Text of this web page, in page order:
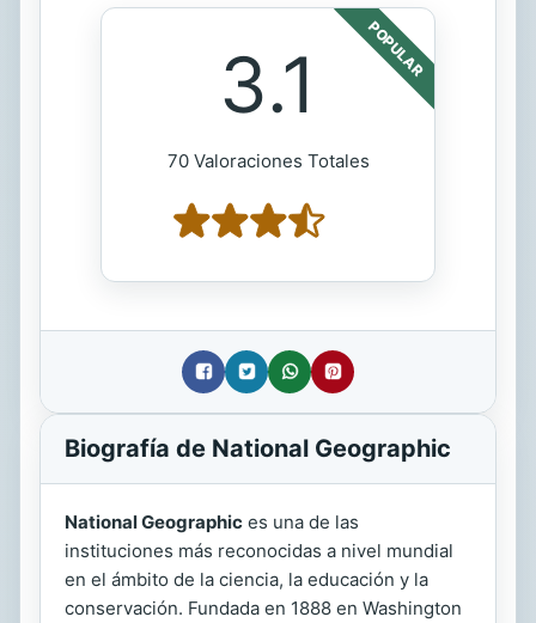
POPULAR
3.1
70 Valoraciones Totales
Biografía de National Geographic
National Geographic es una de las
instituciones más reconocidas a nivel mundial
en el ámbito de la ciencia, la educación y la
conservación. Fundada en 1888 en Washington